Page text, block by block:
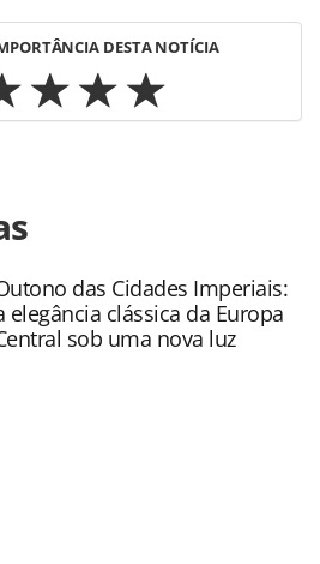
DESTA NOTÍCIA
aviacao/empresas/2026/02/
widebody-da-airbus-com-
ou as ferramentas
o conteúdo produzido pela
pela legislação brasileira
reproduza o conteúdo sem
das Cidades Imperiais:
elegância clássica da Europa
sob uma nova luz